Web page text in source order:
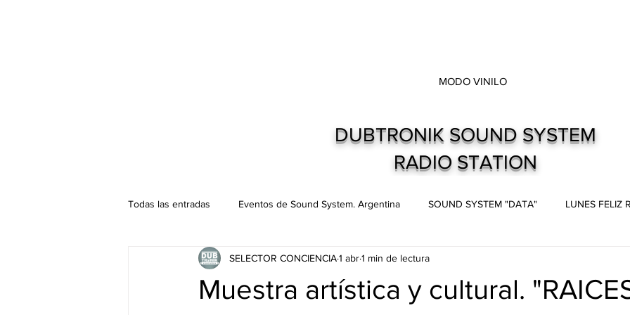
MODO VINILO
DUBTRONIK SOUND SYSTEM
RADIO STATION
Todas las entradas Eventos de Sound System. Argentina SOUND SYSTEM "DATA" LUNES FELIZ
Podcast. SOUNDMAN Mixtapes Live and direct. Shows. Recitales.
Muestra artística y cultural.
SELECTOR CONCIENCIA1 abr1 min de lectura